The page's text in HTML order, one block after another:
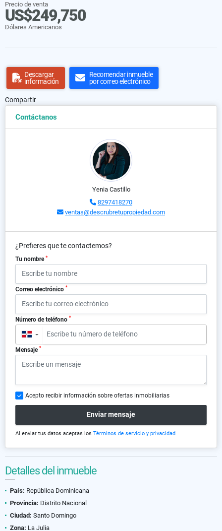
Precio de venta
US$249,750
Dólares Americanos
Descargar
información
Recomendar inmueble
por correo electrónico
Compartir
Contáctanos
Yenia Castillo
8297418270
ventas@descrubretupropiedad.com
¿Prefieres que te contactemos?
Tu nombre *
Correo electrónico *
Número de teléfono *
▼
Mensaje *
Acepto recibir información sobre ofertas inmobiliarias
Enviar mensaje
Al enviar tus datos aceptas los Términos de servicio y privacidad
Detalles del inmueble
País: República Dominicana
Provincia: Distrito Nacional
Ciudad: Santo Domingo
Zona: La Julia